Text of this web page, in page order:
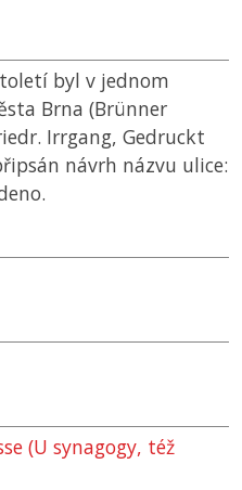
byl v jednom
Brna (Brünner
Irrgang, Gedruckt
návrh názvu ulice:
(U synagogy, též